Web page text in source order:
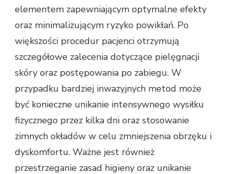
elementem zapewniającym optymalne efekty
oraz minimalizującym ryzyko powikłań. Po
większości procedur pacjenci otrzymują
szczegółowe zalecenia dotyczące pielęgnacji
skóry oraz postępowania po zabiegu. W
przypadku bardziej inwazyjnych metod może
być konieczne unikanie intensywnego wysiłku
fizycznego przez kilka dni oraz stosowanie
zimnych okładów w celu zmniejszenia obrzęku i
dyskomfortu. Ważne jest również
przestrzeganie zasad higieny oraz unikanie